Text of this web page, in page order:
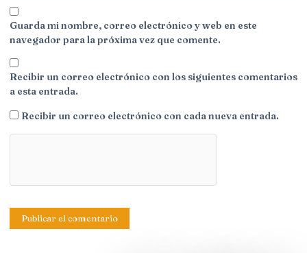
Guarda mi nombre, correo electrónico y web en este
navegador para la próxima vez que comente.
Recibir un correo electrónico con los siguientes comentarios
a esta entrada.
Recibir un correo electrónico con cada nueva entrada.